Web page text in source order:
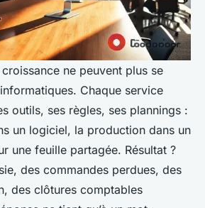
ne peuvent plus se
Chaque service
outils, ses règles, ses plannings :
un logiciel, la production dans un
une feuille partagée. Résultat ?
des commandes perdues, des
des clôtures comptables